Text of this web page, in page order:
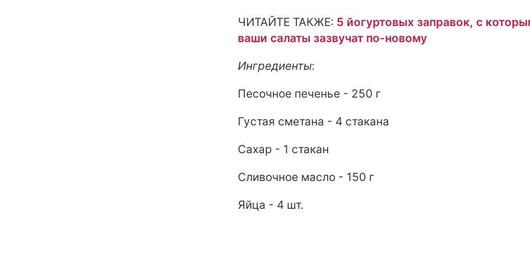
ЧИТАЙТЕ ТАКЖЕ: 5 йогуртовых заправок, с
ваши салаты зазвучат по-новому
Ингредиенты:
Песочное печенье - 250 г
Густая сметана - 4 стакана
Сахар - 1 стакан
Сливочное масло - 150 г
Яйца - 4 шт.